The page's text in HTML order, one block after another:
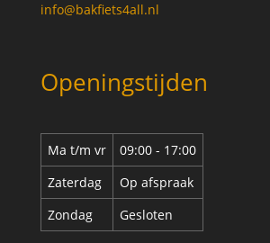
info@bakfiets4all.nl
Openingstijden
Ma t/m vr
09:00 - 17:00
Zaterdag
Op afspraak
Zondag
Gesloten